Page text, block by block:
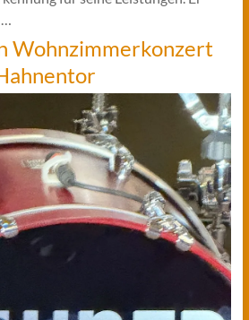
Wohnzimmerkonzert